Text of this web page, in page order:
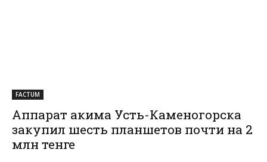
FACTUM
Аппарат акима Усть-Каменогорска
закупил шесть планшетов почти на 2
млн тенге